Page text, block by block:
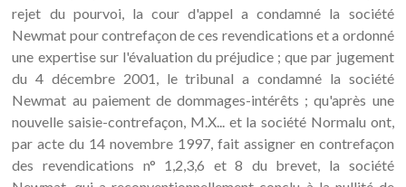
rejet du pourvoi, la cour d'appel a condamné la société
Newmat pour contrefaçon de ces revendications et a ordonné
une expertise sur l'évaluation du préjudice ; que par jugement
du 4 décembre 2001, le tribunal a condamné la société
Newmat au paiement de dommages-intérêts ; qu'après une
nouvelle saisie-contrefaçon, M.X... et la société Normalu ont,
par acte du 14 novembre 1997, fait assigner en contrefaçon
des revendications n° 1,2,3,6 et 8 du brevet, la société